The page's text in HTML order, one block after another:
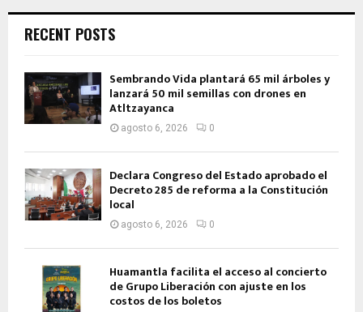
RECENT POSTS
Sembrando Vida plantará 65 mil árboles y
lanzará 50 mil semillas con drones en
Atltzayanca
agosto 6, 2026 0
Declara Congreso del Estado aprobado el
Decreto 285 de reforma a la Constitución
local
agosto 6, 2026 0
Huamantla facilita el acceso al concierto
de Grupo Liberación con ajuste en los
costos de los boletos